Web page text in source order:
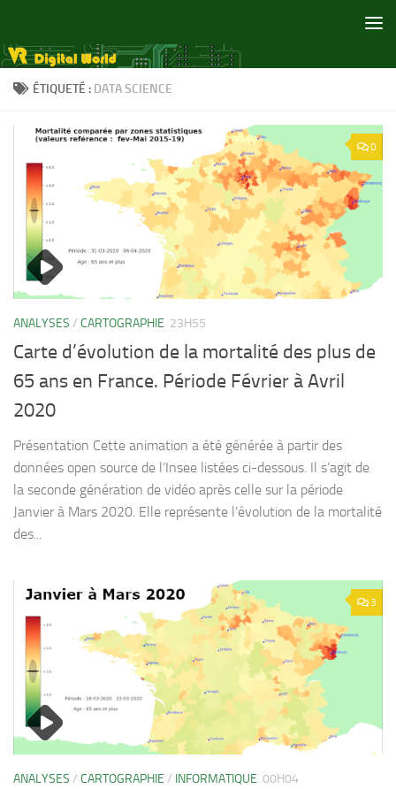
ÉTIQUETÉ : DATA SCIENCE
0
ANALYSES / CARTOGRAPHIE 23H55
Carte d’évolution de la mortalité des plus de
65 ans en France. Période Février à Avril
2020
Présentation Cette animation a été générée à partir des
données open source de l’Insee listées ci-dessous. Il s’agit de
la seconde génération de vidéo après celle sur la période
Janvier à Mars 2020. Elle représente l’évolution de la mortalité
des...
3
ANALYSES / CARTOGRAPHIE / INFORMATIQUE 00H04